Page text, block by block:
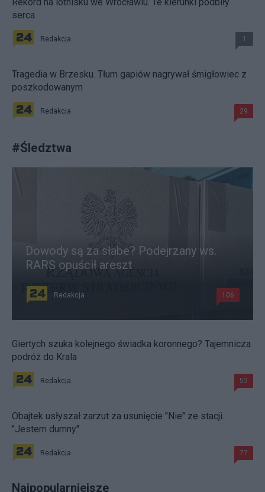
serca
Redakcja 1
Tragedia w Brzesku. Tłum gapiów nagrywał śmigłowiec z
poszkodowanym
Redakcja 29
#Śledztwa
Dowody są za słabe? Podejrzany ws.
RARS opuścił areszt
Redakcja 106
Giertych szuka kolejnego świadka koronnego? Tajemnicza
podróż do Krala
Redakcja 52
Obajtek usłyszał zarzut za usunięcie "Nie" ze stacji.
"Jestem dumny"
Redakcja 77
Najpopularniejsze